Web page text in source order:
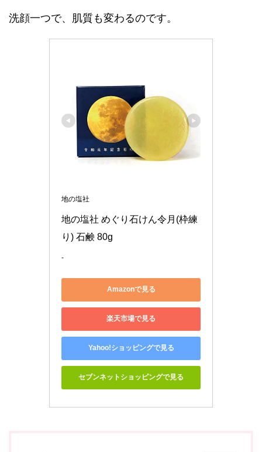
洗顔一つで、肌質も変わるのです。
地の塩社
地の塩社 めぐり石けん令月(枠練
り) 石鹸 80g
-
Amazonで見る
楽天市場で見る
Yahoo!ショッピングで見る
セブンネットショッピングで見る